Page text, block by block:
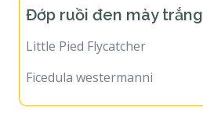
Đớp ruồi đen mày trắng
Little Pied Flycatcher
Ficedula westermanni